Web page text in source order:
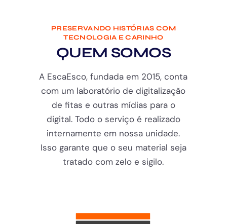
PRESERVANDO HISTÓRIAS COM
TECNOLOGIA E CARINHO
QUEM SOMOS
A EscaEsco, fundada em 2015, conta
com um laboratório de digitalização
de fitas e outras mídias para o
digital. Todo o serviço é realizado
internamente em nossa unidade.
Isso garante que o seu material seja
tratado com zelo e sigilo.